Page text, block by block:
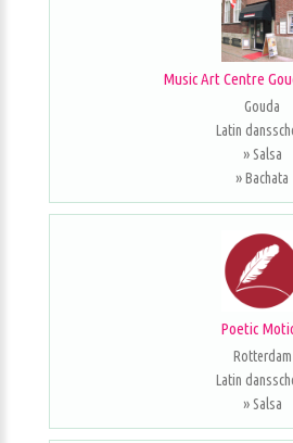
Music Art Centre
Gouda
Latin
» Salsa
» Bachata
Poetic
Rotterdam
Latin
» Salsa